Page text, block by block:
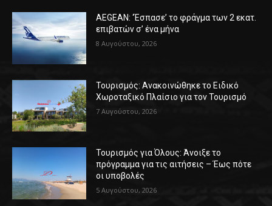
AEGEAN: ‘Έσπασε’ το φράγμα των 2 εκατ.
επιβατών σ’ ένα μήνα
8 Αυγούστου, 2026
Τουρισμός: Ανακοινώθηκε το Ειδικό
Χωροταξικό Πλαίσιο για τον Τουρισμό
7 Αυγούστου, 2026
Τουρισμός για Όλους: Άνοιξε το
πρόγραμμα για τις αιτήσεις – Έως πότε
οι υποβολές
5 Αυγούστου, 2026